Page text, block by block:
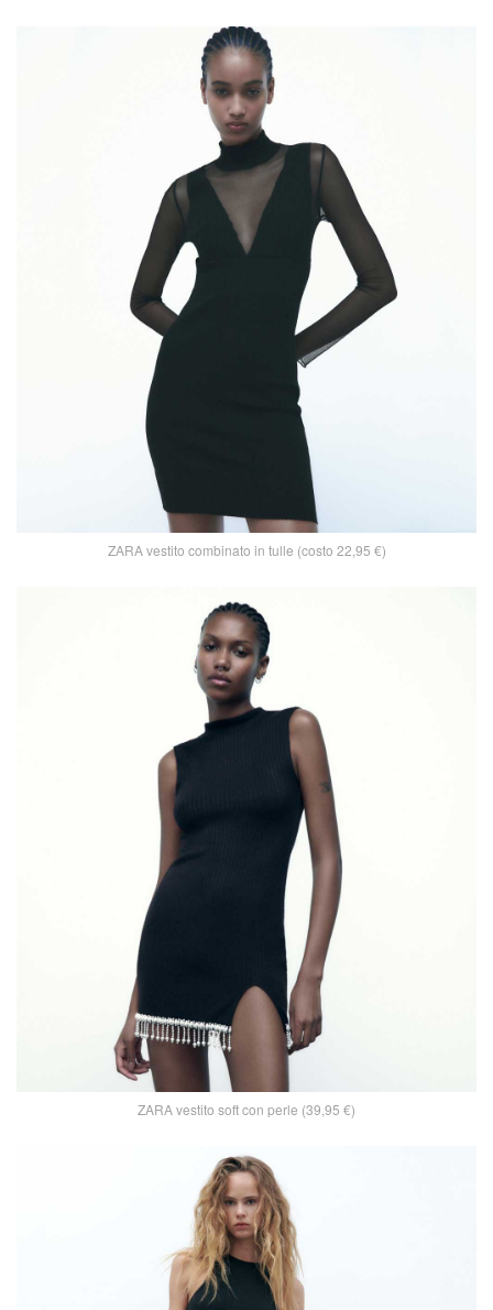
ZARA vestito combinato in tulle (costo 22,95 €)
ZARA vestito soft con perle (39,95 €)